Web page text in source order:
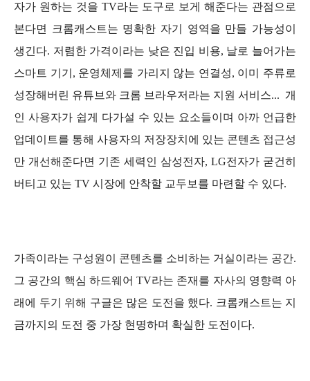
자가 원하는 것을 TV라는 도구로 보게 해준다는 관점으로
본다면 크롬캐스트는 명확한 자기 영역을 만들 가능성이
생긴다. 저렴한 가격이라는 낮은 진입 비용, 날로 늘어가는
스마트 기기, 운영체제를 가리지 않는 연결성, 이미 주류로
성장해버린 유튜브와 크롬 브라우저라는 지원 서비스... 개
인 사용자가 쉽게 다가설 수 있는 요소들이며 아까 언급한
업데이트를 통해 사용자의 저장장치에 있는 콘텐츠 접근성
만 개선해준다면 기존 세력인 삼성전자, LG전자가 굳건히
버티고 있는 TV 시장에 안착할 교두보를 마련할 수 있다.
가족이라는 구성원이 콘텐츠를 소비하는 거실이라는 공간.
그 공간의 핵심 하드웨어 TV라는 존재를 자사의 영향력 아
래에 두기 위해 구글은 많은 도전을 했다. 크롬캐스트는 지
금까지의 도전 중 가장 현명하며 확실한 도전이다.